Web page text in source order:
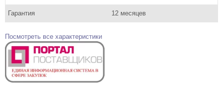
Гарантия 12 месяцев
Посмотреть все характеристики